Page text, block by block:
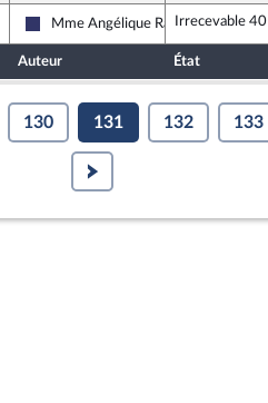
Rassemblement National
Mme Angélique RancIrrecevable 40
Auteur État
130 131 132 133